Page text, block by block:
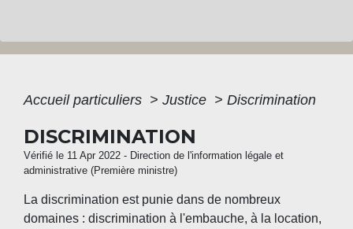
Accueil particuliers > Justice > Discrimination
DISCRIMINATION
Vérifié le 11 Apr 2022 - Direction de l'information légale et
administrative (Première ministre)
La discrimination est punie dans de nombreux
domaines : discrimination à l'embauche, à la location,